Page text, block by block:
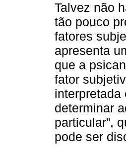
Talvez não
tão pouco
fatores
apresenta
que a
fator
interpretada
determinar
particular”,
pode ser